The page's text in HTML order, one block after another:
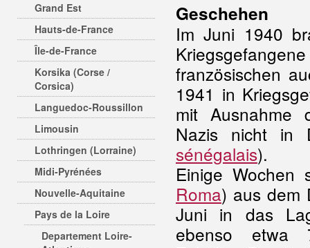
Grand Est
Hauts-de-France
Île-de-France
Korsika (Corse /
Corsica)
Languedoc-Roussillon
Limousin
Lothringen (Lorraine)
Midi-Pyrénées
Nouvelle-Aquitaine
Pays de la Loire
Departement Loire-
Geschehen
Im Juni 1940
französischen
1941 in
mit Ausnahme
Nazis nicht in
sénégalais).
Einige Wochen
Roma) aus dem
Juni in das
ebenso etwa